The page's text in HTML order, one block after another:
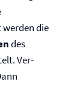
die
des
Ver­